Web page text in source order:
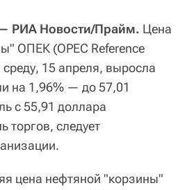
РИА Новости/Прайм. Цена
ОПЕК (OPEC Reference
15 апреля, выросла
на 1,96% — до 57,01
с 55,91 доллара
торгов, следует
цена нефтяной "корзины"